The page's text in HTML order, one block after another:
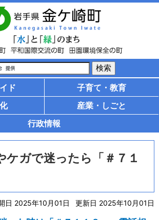
ド
子育て・教育
産業・しごと
行政情報
ケガで迷ったら「＃７１
日 2025年10月01日 更新日 2025年10月01日